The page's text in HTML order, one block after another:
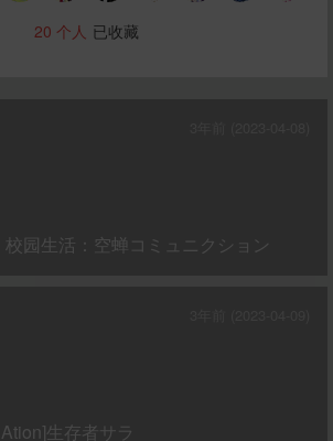
20 个人 已收藏
校园生活：空蝉コミュニクション
生存者サラ